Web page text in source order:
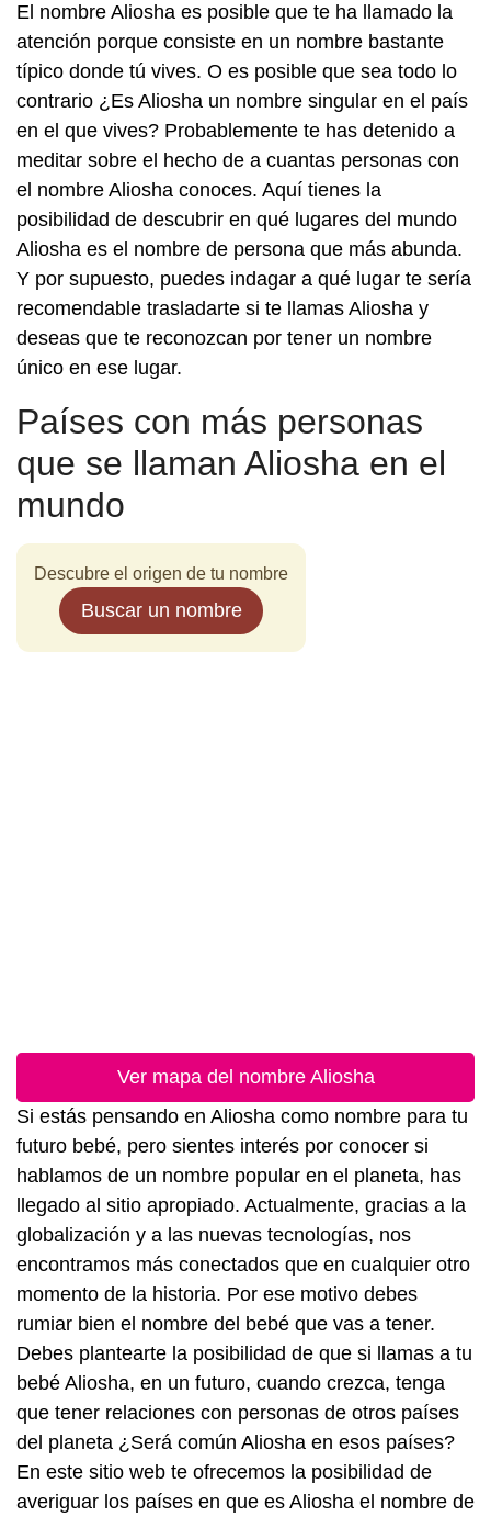
El nombre Aliosha es posible que te ha llamado la
atención porque consiste en un nombre bastante
típico donde tú vives. O es posible que sea todo lo
contrario ¿Es Aliosha un nombre singular en el país
en el que vives? Probablemente te has detenido a
meditar sobre el hecho de a cuantas personas con
el nombre Aliosha conoces. Aquí tienes la
posibilidad de descubrir en qué lugares del mundo
Aliosha es el nombre de persona que más abunda.
Y por supuesto, puedes indagar a qué lugar te sería
recomendable trasladarte si te llamas Aliosha y
deseas que te reconozcan por tener un nombre
único en ese lugar.
Países con más personas
que se llaman Aliosha en el
mundo
Descubre el origen de tu nombre
Buscar un nombre
Ver mapa del nombre Aliosha
Si estás pensando en Aliosha como nombre para tu
futuro bebé, pero sientes interés por conocer si
hablamos de un nombre popular en el planeta, has
llegado al sitio apropiado. Actualmente, gracias a la
globalización y a las nuevas tecnologías, nos
encontramos más conectados que en cualquier otro
momento de la historia. Por ese motivo debes
rumiar bien el nombre del bebé que vas a tener.
Debes plantearte la posibilidad de que si llamas a tu
bebé Aliosha, en un futuro, cuando crezca, tenga
que tener relaciones con personas de otros países
del planeta ¿Será común Aliosha en esos países?
En este sitio web te ofrecemos la posibilidad de
averiguar los países en que es Aliosha el nombre de